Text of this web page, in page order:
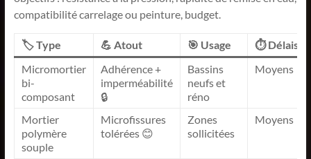
compatibilité carrelage ou peinture, budget.
🏷️ Type 💪 Atout 🎯 Usage
⏱️ Délais
Micromortier
bi-
composant
Adhérence +
imperméabilité
🔒
Bassins
neufs et
réno
Moyens
Mortier
polymère
souple
Microfissures
tolérées 😊
Zones
sollicitées
Moyens